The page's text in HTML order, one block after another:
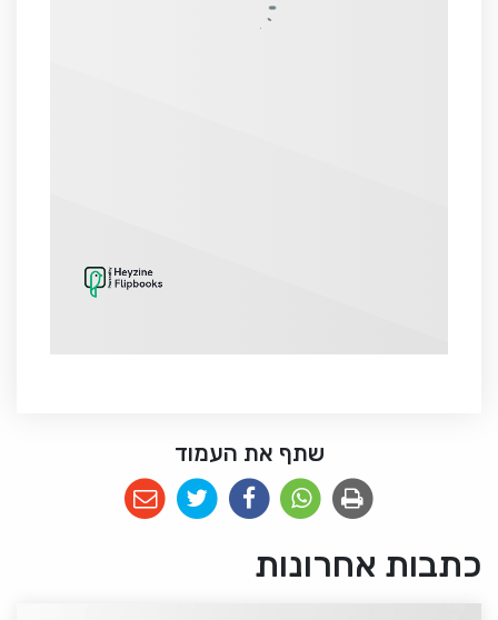
שתף את העמוד
כתבות אחרונות